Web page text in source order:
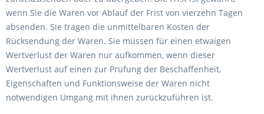
wenn Sie die Waren vor Ablauf der Frist von vierzehn Tagen
absenden. Sie tragen die unmittelbaren Kosten der
Rücksendung der Waren. Sie müssen für einen etwaigen
Wertverlust der Waren nur aufkommen, wenn dieser
Wertverlust auf einen zur Prüfung der Beschaffenheit,
Eigenschaften und Funktionsweise der Waren nicht
notwendigen Umgang mit ihnen zurückzuführen ist.